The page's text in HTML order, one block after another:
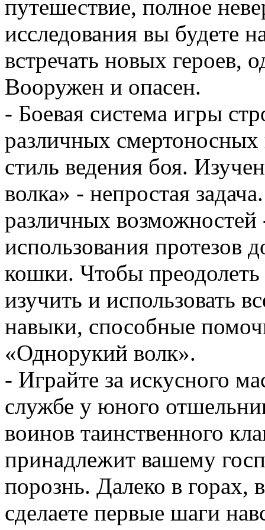
путешествие, полное
исследования вы будете
встречать новых героев,
Вооружен и опасен.
- Боевая система игры
различных смертоносных
стиль ведения боя.
волка» - непростая
различных
использования протезов
кошки. Чтобы преодолеть
изучить и использовать
навыки, способные
«Однорукий волк».
- Играйте за искусного
службе у юного
воинов таинственного
принадлежит вашему
порознь. Далеко в
сделаете первые шаги